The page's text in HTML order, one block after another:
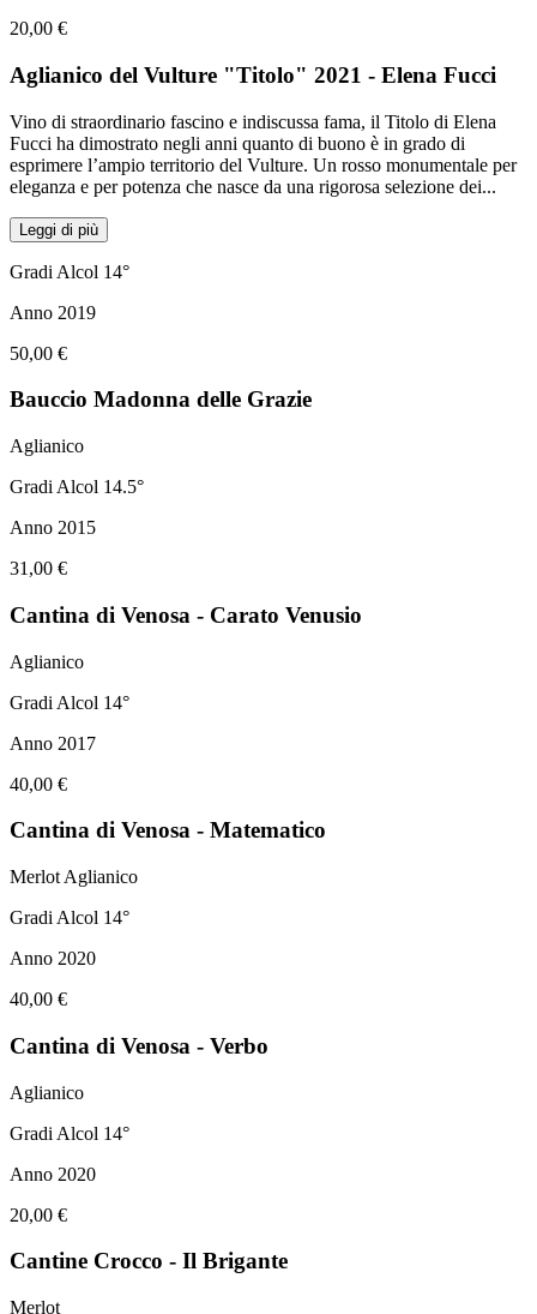
20,00 €
Aglianico del Vulture "Titolo" 2021 - Elena Fucci
Vino di straordinario fascino e indiscussa fama, il Titolo di Elena
Fucci ha dimostrato negli anni quanto di buono è in grado di
esprimere l’ampio territorio del Vulture. Un rosso monumentale per
eleganza e per potenza che nasce da una rigorosa selezione dei...
Leggi di più
Gradi Alcol 14°
Anno 2019
50,00 €
Bauccio Madonna delle Grazie
Aglianico
Gradi Alcol 14.5°
Anno 2015
31,00 €
Cantina di Venosa - Carato Venusio
Aglianico
Gradi Alcol 14°
Anno 2017
40,00 €
Cantina di Venosa - Matematico
Merlot Aglianico
Gradi Alcol 14°
Anno 2020
40,00 €
Cantina di Venosa - Verbo
Aglianico
Gradi Alcol 14°
Anno 2020
20,00 €
Cantine Crocco - Il Brigante
Merlot